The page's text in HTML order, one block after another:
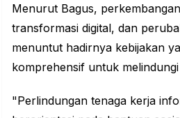
Menurut Bagus,
transformasi digital, dan
menuntut hadirnya kebijakan
komprehensif untuk
"Perlindungan tenaga kerja